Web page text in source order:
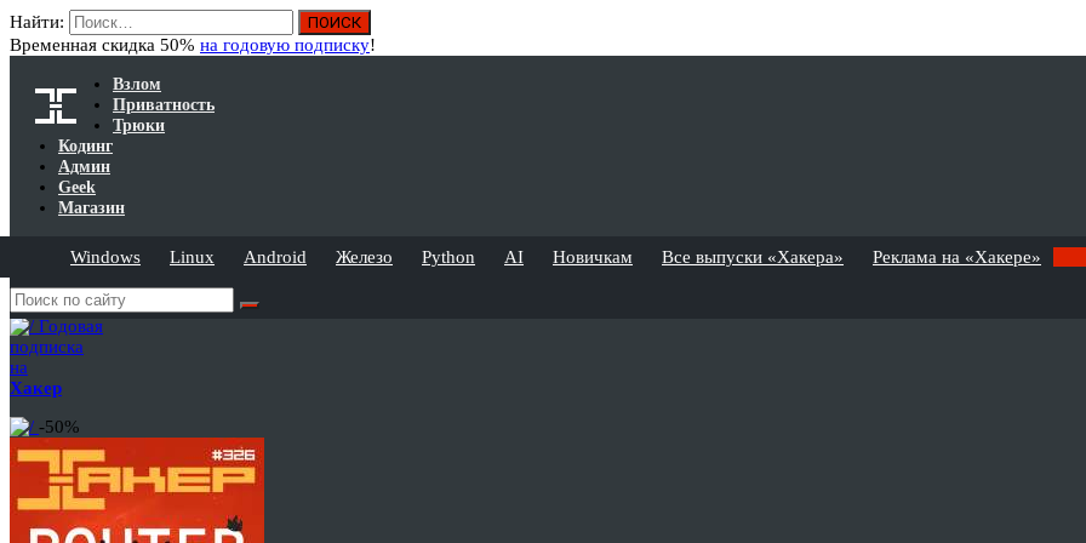
Найти:
Временная скидка 50% на годовую подписку!
Взлом
Приватность
Трюки
Кодинг
Админ
Geek
Магазин
Windows Linux Android Железо Python AI Новичкам Все выпуски «Хакера» Реклама на «Хакере»
Годовая
подписка
на
Хакер
-50%